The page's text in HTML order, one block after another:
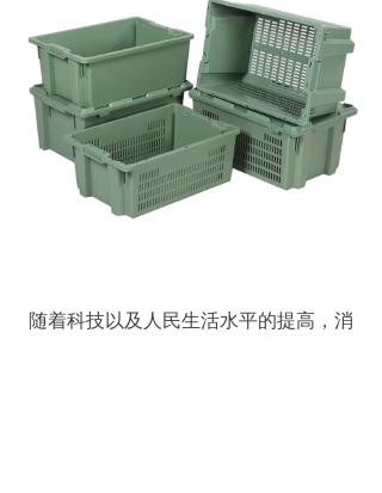
随着科技以及人民生活水平的提高，消